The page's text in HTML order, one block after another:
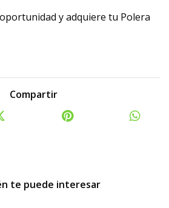
y adquiere tu Polera
Compartir
te puede interesar